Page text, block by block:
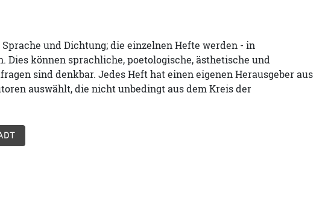
und Dichtung; die einzelnen Hefte werden - in
können sprachliche, poetologische, ästhetische und
sind denkbar. Jedes Heft hat einen eigenen Herausgeber aus
auswählt, die nicht unbedingt aus dem Kreis der